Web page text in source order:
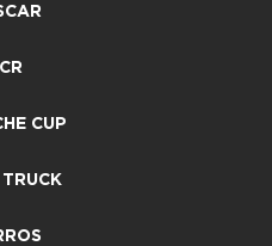
CUP